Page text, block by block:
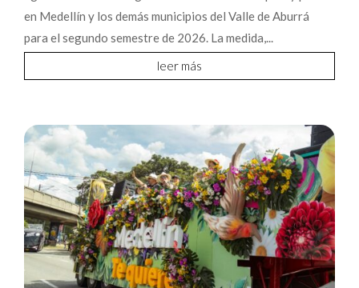
en Medellín y los demás municipios del Valle de Aburrá
para el segundo semestre de 2026. La medida,...
leer más